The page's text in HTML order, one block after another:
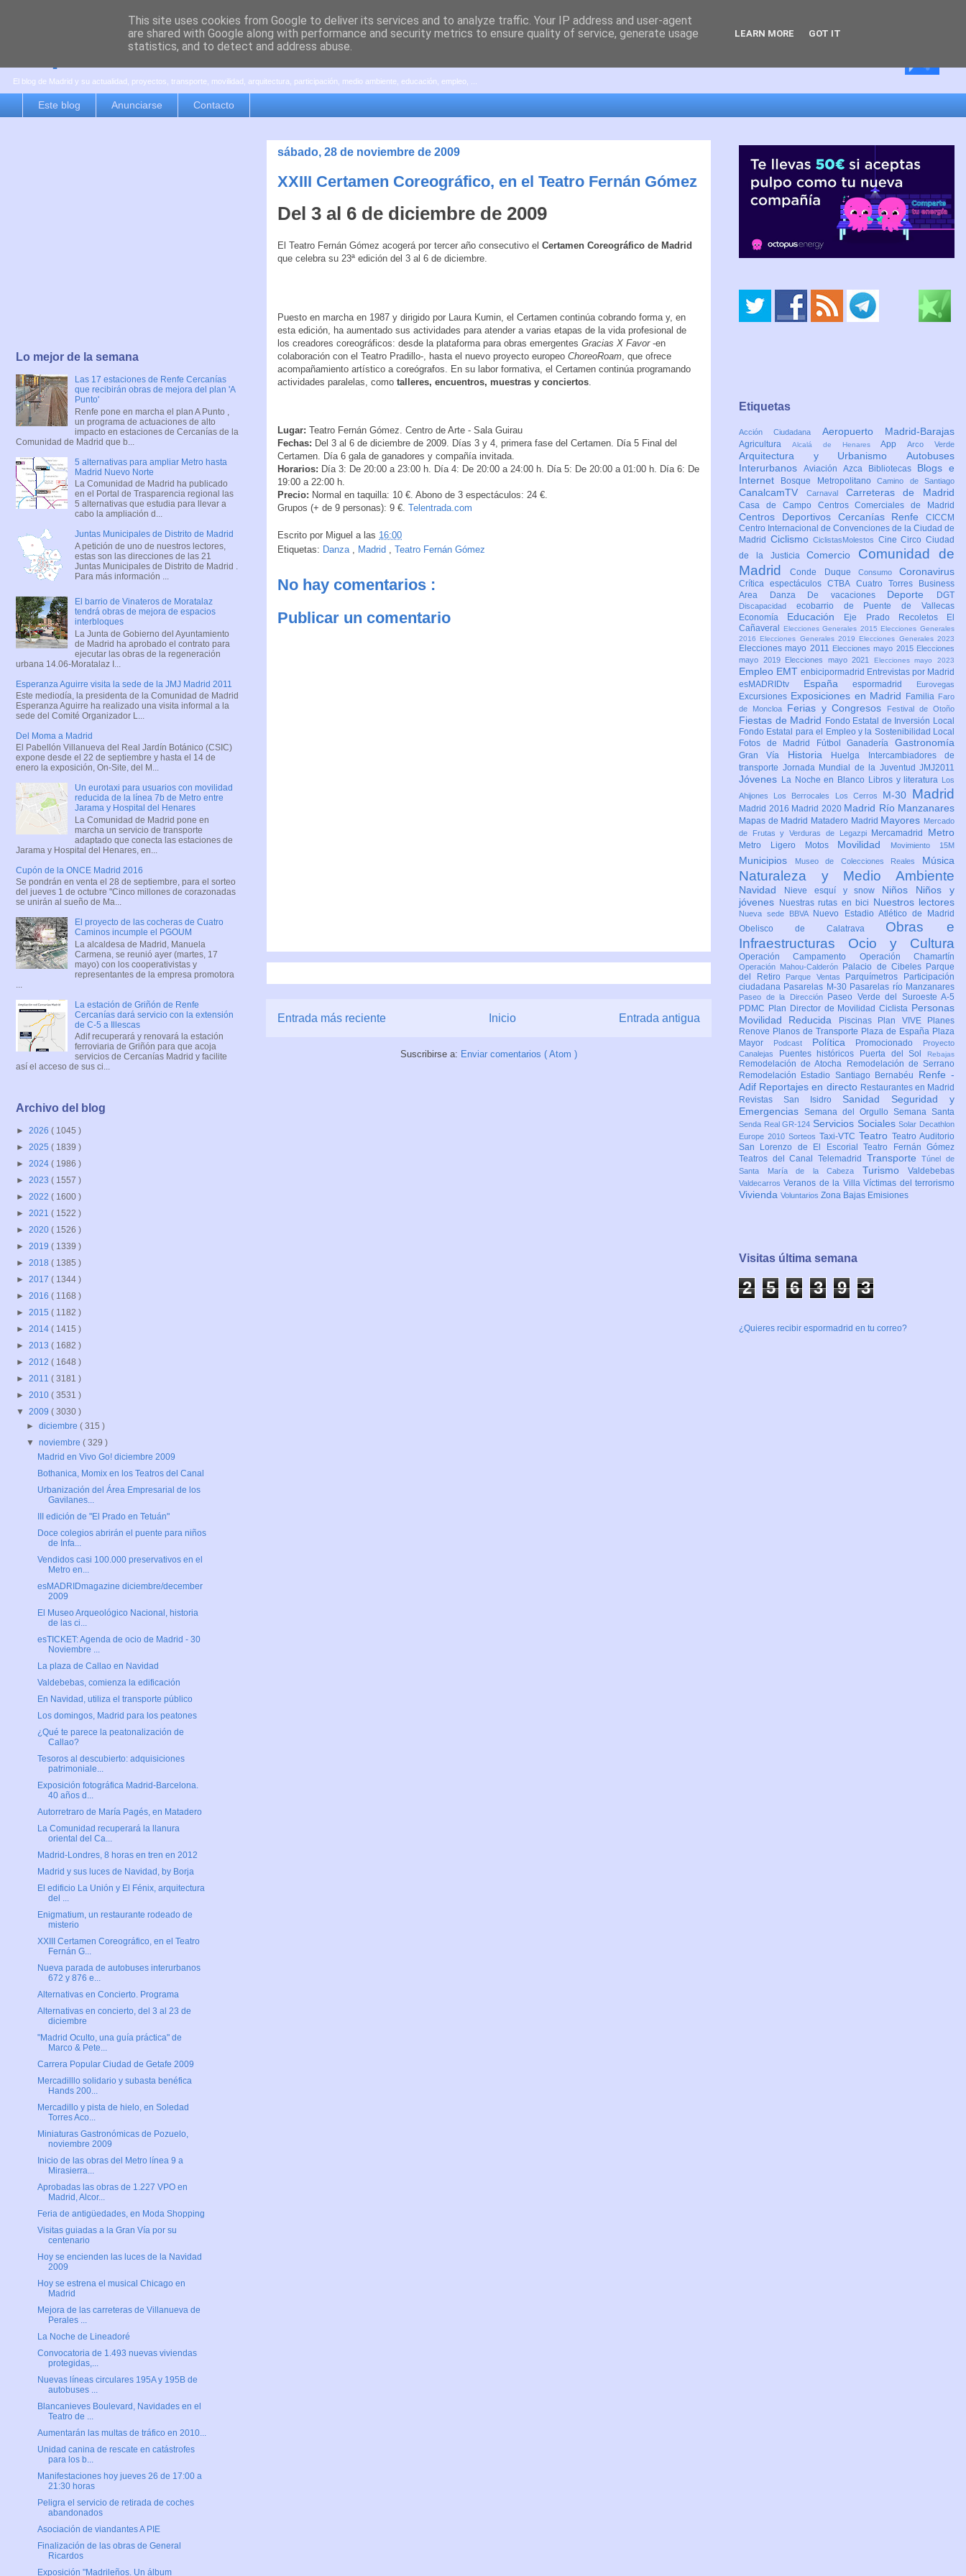
es por madrid
El blog de Madrid y su actualidad, proyectos, transporte, movilidad, arquitectura, participación, medio ambiente, educación, empleo, ...
Este blog Anunciarse Contacto
sábado, 28 de noviembre de 2009
XXIII Certamen Coreográfico, en el Teatro Fernán Gómez
Del 3 al 6 de diciembre de 2009
El Teatro Fernán Gómez acogerá por tercer año consecutivo el Certamen Coreográfico de Madrid
que celebra su 23ª edición del 3 al 6 de diciembre.
Puesto en marcha en 1987 y dirigido por Laura Kumin, el Certamen continúa cobrando forma y, en
esta edición, ha aumentado sus actividades para atender a varias etapas de la vida profesional de
los creadores coreográficos: desde la plataforma para obras emergentes Gracias X Favor-en
colaboración con el Teatro Pradillo-, hasta el nuevo proyecto europeo ChoreoRoam , que ofrece
acompañamiento artístico a coreógrafos. En su labor formativa, el Certamen continúa programando
actividades paralelas, como talleres, encuentros, muestras y conciertos
Lugar: Teatro Fernán Gómez. Centro de Arte - Sala Guirau
Fechas: Del 3 al 6 de diciembre de 2009. Días 3 y 4, primera fase del Certamen. Día 5 Final del
Certamen. Día 6 gala de ganadores y compañía invitada.
Horarios: Día 3: De 20:00 a 23:00 h. Día 4: De 20:00 a 24:00 h. Día 5: De 20:00 a 01:00 h. Día 6: De
19:00 a 22:00 h.
Precio: Normal en taquilla: 10 €. Abono de 3 espectáculos: 24 €.
Grupos (+ de 9 personas): 9 €. Telentrada.com
Escrito por Miguel a las 16:00
Etiquetas: Danza , Madrid , Teatro Fernán Gómez
No hay comentarios :
Publicar un comentario
Entrada más reciente Entrada antigua
Inicio
Suscribirse a: Enviar comentarios ( Atom )
Lo mejor de la semana
Las 17 estaciones de Renfe Cercanías
que recibirán obras de mejora del plan 'A
Punto'
Renfe pone en marcha el plan A Punto ,
un programa de actuaciones de alto
impacto en estaciones de Cercanías de la
Comunidad de Madrid que b...
5 alternativas para ampliar Metro hasta
Madrid Nuevo Norte
La Comunidad de Madrid ha publicado
en el Portal de Trasparencia regional las
5 alternativas que estudia para llevar a
cabo la ampliación d...
Juntas Municipales de Distrito de Madrid
A petición de uno de nuestros lectores,
estas son las direcciones de las 21
Juntas Municipales de Distrito de Madrid .
Para más información ...
El barrio de Vinateros de Moratalaz
tendrá obras de mejora de espacios
interbloques
La Junta de Gobierno del Ayuntamiento
de Madrid ha aprobado el contrato para
ejecutar las obras de la regeneración
urbana 14.06-Moratalaz I...
Esperanza Aguirre visita la sede de la JMJ Madrid 2011
Este mediodía, la presidenta de la Comunidad de Madrid
Esperanza Aguirre ha realizado una visita informal a la
sede del Comité Organizador L...
Del Moma a Madrid
El Pabellón Villanueva del Real Jardín Botánico (CSIC)
expone desde el 22 de septiembre y hasta el 14 de
enero la exposición, On-Site, del M...
Un eurotaxi para usuarios con movilidad
reducida de la línea 7b de Metro entre
Jarama y Hospital del Henares
La Comunidad de Madrid pone en
marcha un servicio de transporte
adaptado que conecta las estaciones de
Jarama y Hospital del Henares, en...
Cupón de la ONCE Madrid 2016
Se pondrán en venta el 28 de septiembre, para el sorteo
del jueves 1 de octubre "Cinco millones de corazonadas
se unirán al sueño de Ma...
El proyecto de las cocheras de Cuatro
Caminos incumple el PGOUM
La alcaldesa de Madrid, Manuela
Carmena, se reunió ayer (martes, 17
mayo) con los cooperativistas y
representantes de la empresa promotora
La estación de Griñón de Renfe
Cercanías dará servicio con la extensión
de C-5 a Illescas
Adif recuperará y renovará la estación
ferroviaria de Griñón para que acoja
servicios de Cercanías Madrid y facilite
así el acceso de sus ci...
Archivo del blog
► 2026 ( 1045 )
► 2025 ( 1839 )
► 2024 ( 1986 )
► 2023 ( 1557 )
► 2022 ( 1600 )
► 2021 ( 1522 )
► 2020 ( 1526 )
► 2019 ( 1339 )
► 2018 ( 1385 )
► 2017 ( 1344 )
► 2016 ( 1168 )
► 2015 ( 1182 )
► 2014 ( 1415 )
► 2013 ( 1682 )
► 2012 ( 1648 )
► 2011 ( 3181 )
► 2010 ( 3531 )
▼ 2009 ( 3030 )
►diciembre( 315 )
▼noviembre( 329 )
Madrid en Vivo Go! diciembre 2009
Bothanica, Momix en los Teatros del Canal
Urbanización del Área Empresarial de los
Gavilanes...
III edición de "El Prado en Tetuán"
Doce colegios abrirán el puente para niños
de Infa...
Vendidos casi 100.000 preservativos en el
Metro en...
esMADRIDmagazine diciembre/december
2009
El Museo Arqueológico Nacional, historia
de las ci...
esTICKET: Agenda de ocio de Madrid - 30
Noviembre ...
La plaza de Callao en Navidad
Valdebebas, comienza la edificación
En Navidad, utiliza el transporte público
Los domingos, Madrid para los peatones
¿Qué te parece la peatonalización de
Callao?
Tesoros al descubierto: adquisiciones
patrimoniale...
Exposición fotográfica Madrid-Barcelona.
40 años d...
Autorretraro de María Pagés, en Matadero
La Comunidad recuperará la llanura
oriental del Ca...
Madrid-Londres, 8 horas en tren en 2012
Madrid y sus luces de Navidad, by Borja
El edificio La Unión y El Fénix, arquitectura
del ...
Enigmatium, un restaurante rodeado de
misterio
XXIII Certamen Coreográfico, en el Teatro
Fernán G...
Nueva parada de autobuses interurbanos
672 y 876 e...
Alternativas en Concierto. Programa
Alternativas en concierto, del 3 al 23 de
diciembre
"Madrid Oculto, una guía práctica" de
Marco & Pete...
Carrera Popular Ciudad de Getafe 2009
Mercadilllo solidario y subasta benéfica
Hands 200...
Mercadillo y pista de hielo, en Soledad
Torres Aco...
Miniaturas Gastronómicas de Pozuelo,
noviembre 2009
Inicio de las obras del Metro línea 9 a
Mirasierra...
Aprobadas las obras de 1.227 VPO en
Madrid, Alcor...
Feria de antigüedades, en Moda Shopping
Visitas guiadas a la Gran Vía por su
centenario
Hoy se encienden las luces de la Navidad
2009
Hoy se estrena el musical Chicago en
Madrid
Mejora de las carreteras de Villanueva de
Perales ...
La Noche de Lineadoré
Convocatoria de 1.493 nuevas viviendas
protegidas,...
Nuevas líneas circulares 195A y 195B de
autobuses ...
Blancanieves Boulevard, Navidades en el
Teatro de ...
Aumentarán las multas de tráfico en 2010...
Unidad canina de rescate en catástrofes
para los b...
Manifestaciones hoy jueves 26 de 17:00 a
21:30 horas
Peligra el servicio de retirada de coches
abandonados
Asociación de viandantes A PIE
Finalización de las obras de General
Ricardos
Exposición "Madrileños. Un álbum
Etiquetas
Acción Ciudadana Aeropuerto Madrid-Barajas
Agricultura Alcalá de HenaresAppArco Verde
Arquitectura y Urbanismo Autobuses
Interurbanos Aviación Azca Bibliotecas Blogs e
Internet
Bosque MetropolitanoCamino de Santiago
CanalcamTV Carnaval Carreteras de Madrid
Casa de Campo Centros Comerciales de Madrid
Centros Deportivos Cercanías Renfe CICCM
Centro Internacional de Convenciones de la Ciudad de
Madrid CiclismoCiclistasMolestos CineCircoCiudad
de la JusticiaComercio Comunidad de
MadridConde Duque Consumo Coronavirus
Crítica espectáculosCTBA Cuatro Torres Business
Area
Danza De vacaciones Deporte DGT
Discapacidad ecobarrio de Puente de Vallecas
Economía Educación Eje Prado Recoletos
El
Cañaveral
Elecciones Generales 2015 Elecciones Generales
2016 Elecciones Generales 2019 Elecciones Generales 2023
Elecciones mayo 2011 Elecciones mayo 2015 Elecciones
mayo 2019
Elecciones mayo 2021 Elecciones mayo 2023
Empleo EMT enbicipormadrid Entrevistas por Madrid
esMADRIDtv Españaespormadrid Eurovegas
Excursiones Exposiciones en Madrid Familia Faro
de Moncloa
Ferias y Congresos Festival de Otoño
Fiestas de Madrid Fondo Estatal de Inversión Local
Fondo Estatal para el Empleo y la Sostenibilidad Local
Fotos de Madrid
FútbolGanaderíaGastronomía
Gran Vía Historia Huelga
Intercambiadores de
transporte Jornada Mundial de la Juventud JMJ2011
Jóvenes La Noche en Blanco Libros y literatura
Los
Ahijones
Los Berrocales Los Cerros M-30 Madrid
Madrid 2016 Madrid 2020 Madrid Río Manzanares
Mapas de Madrid Matadero Madrid Mayores Mercado
de Frutas y Verduras de Legazpi
Mercamadrid Metro
Metro Ligero Motos Movilidad Movimiento 15M
Municipios Museo de Colecciones Reales Música
Naturaleza y Medio Ambiente
Navidad Nieve esquí y snow Niños Niños y
jóvenes
Nuestras rutas en bici Nuestros lectores
Nueva sede BBVA
Nuevo Estadio Atlético de Madrid
Obelisco de Calatrava Obras e
Infraestructuras Ocio y Cultura
Operación Campamento Operación Chamartín
Operación Mahou-Calderón Palacio de Cibeles Parque
del Retiro
Parque Ventas Parquímetros
Participación
ciudadana Pasarelas M-30 Pasarelas río Manzanares
Paseo de la Dirección
Paseo Verde del Suroeste A-5
PDMC Plan Director de Movilidad Ciclista Personas
Movilidad Reducida
Piscinas Plan VIVE
Planes
Renove Planos de Transporte Plaza de España Plaza
Mayor
Podcast Política Promocionado
Proyecto
Canalejas
Puentes históricos Puerta del Sol Rebajas
Remodelación de Atocha
Remodelación de Serrano
Remodelación Estadio Santiago Bernabéu Renfe -
Adif Reportajes en directo Restaurantes en Madrid
Revistas San Isidro Sanidad Seguridad y
Emergencias Semana del Orgullo Semana Santa
Senda Real GR-124 Servicios SocialesSolar Decathlon
Europe 2010 Sorteos Taxi-VTC Teatro Teatro Auditorio
San Lorenzo de El EscorialTeatro Fernán Gómez
Teatros del Canal Telemadrid TransporteTúnel de
Santa María de la Cabeza Turismo Valdebebas
ValdecarrosVeranos de la VillaVíctimas del terrorismo
Vivienda Voluntarios Zona Bajas Emisiones
Visitas última semana
2 5 6 3 9 3
¿Quieres recibir espormadrid en tu correo?
This site uses cookies from Google to deliver its services and to analyze traffic. Your IP address and user-agent
are shared with Google along with performance and security metrics to ensure quality of service, generate usage
statistics, and to detect and address abuse.
LEARN MORE GOT IT